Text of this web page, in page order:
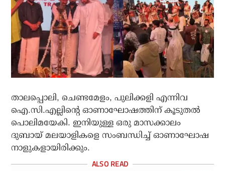
താലപ്പൊലി, ചെണ്ടമേളം, പുലിക്കളി എന്നിവ
ഐ.സി.എല്ലിന്റെ ഓണാഘോഷത്തിന് കൂടുതല്‍
പൊലിമയേകി. ഇനിയുള്ള ഒരു മാസക്കാലം
ദുബായ് മലയാളികളെ സംബന്ധിച്ച് ഓണാഘോഷ
നാളുകളായിരിക്കും.